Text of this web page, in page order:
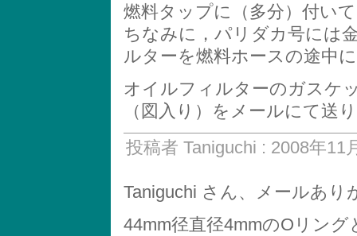
燃料タップに（多分）付い
ちなみに，パリダカ号には
ルターを燃料ホースの途中
オイルフィルターのガスケ
（図入り）をメールにて送
投稿者 Taniguchi : 2008年11
Taniguchi さん、メールあり
44mm径直径4mmのOリン